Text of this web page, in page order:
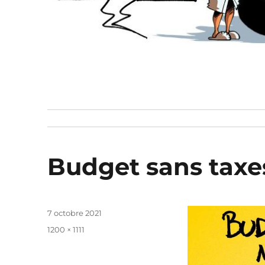
Budget sans
Publié
7 octobre 2021
Taille
1200 × 1111